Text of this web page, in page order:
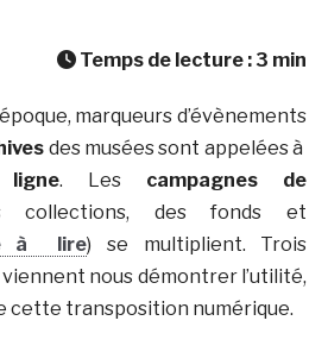
Temps de lecture : 3 min
marqueurs d’évènements
des musées sont appelées à
. Les campagnes de
collections, des fonds et
à lire) se multiplient. Trois
nous démontrer l’utilité,
cette transposition numérique.